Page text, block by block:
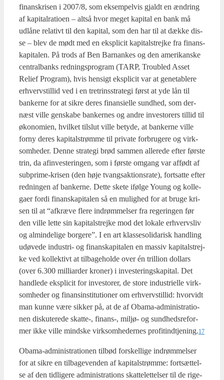
finanskri­sen i 2007/8, som eksem­pel­vis gjaldt en ændring
af kapi­tal­ra­tio­en – alt­så hvor meget kapi­tal en bank må
udlå­ne rela­tivt til den kapi­tal, som den har til at dæk­ke dis­
se – blev de mødt med en eks­pli­cit kapi­tal­strej­ke fra finans­
ka­pi­ta­len. På trods af Ben Bar­nan­kes og den ame­ri­kan­ske
cen­tral­banks red­nings­pro­gram (TARP, Troub­led Asset
Relief Pro­gram), hvis hen­sigt eks­pli­cit var at gene­tab­le­re
erhverv­stil­lid ved i en tre­trin­s­stra­te­gi først at yde lån til
ban­ker­ne for at sik­re deres finan­si­el­le sund­hed, som der­
næst vil­le gen­ska­be ban­ker­nes og andre inve­sto­rers til­lid til
øko­no­mi­en, hvil­ket til­slut vil­le bety­de, at ban­ker­ne vil­le
for­ny deres kapi­tal­strøm­me til pri­va­te for­bru­ge­re og virk­
som­he­der. Den­ne stra­te­gi brød sam­men alle­re­de efter før­ste
trin, da afin­ve­ste­rin­gen, som i før­ste omgang var affødt af
subpri­me-kri­sen (den høje tvangs­ak­tions­ra­te), fort­sat­te efter
red­nin­gen af ban­ker­ne. Det­te ske­te iføl­ge Young og kol­le­
ga­er for­di finans­ka­pi­ta­len så en mulig­hed for at bru­ge kri­
sen til at “afkræ­ve fle­re indrøm­mel­ser fra rege­rin­gen før
den vil­le let­te sin kapi­tal­strej­ke mod det loka­le erhvervs­liv
og almin­de­li­ge bor­ge­re”. I en art klas­se­so­li­da­risk hand­ling
udø­ve­de indu­stri- og finans­ka­pi­ta­len en mas­siv kapi­tal­strej­
ke ved kol­lek­tivt at til­ba­ge­hol­de over én tril­li­on dol­lars
(over 6.300 mil­li­ar­der kro­ner) i inve­ste­rings­ka­pi­tal. Det
hand­le­de eks­pli­cit for inve­sto­rer, de sto­re indu­stri­el­le virk­
som­he­der og finan­sin­sti­tu­tio­ner om erhverv­stil­lid: hvor­vidt
man kun­ne være sik­ker på, at de af Oba­ma-admi­ni­stra­tio­
nen dis­ku­te­re­de skatte‑, finans‑, mil­jø- og sund­heds­re­for­
mer ikke vil­le mind­ske virk­som­he­der­nes profitindtjening.17
Oba­ma-admi­ni­stra­tio­nen til­bød for­skel­li­ge indrøm­mel­ser
for at sik­re en til­ba­ge­ven­den af kapi­tal­strøm­me: fort­sæt­tel­
se af den tid­li­ge­re admi­ni­stra­tions skat­te­let­tel­ser til de rige­